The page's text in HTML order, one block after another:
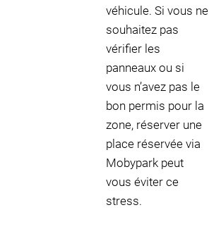
véhicule. Si vous ne
souhaitez pas
vérifier les
panneaux ou si
vous n’avez pas le
bon permis pour la
zone, réserver une
place réservée via
Mobypark peut
vous éviter ce
stress.